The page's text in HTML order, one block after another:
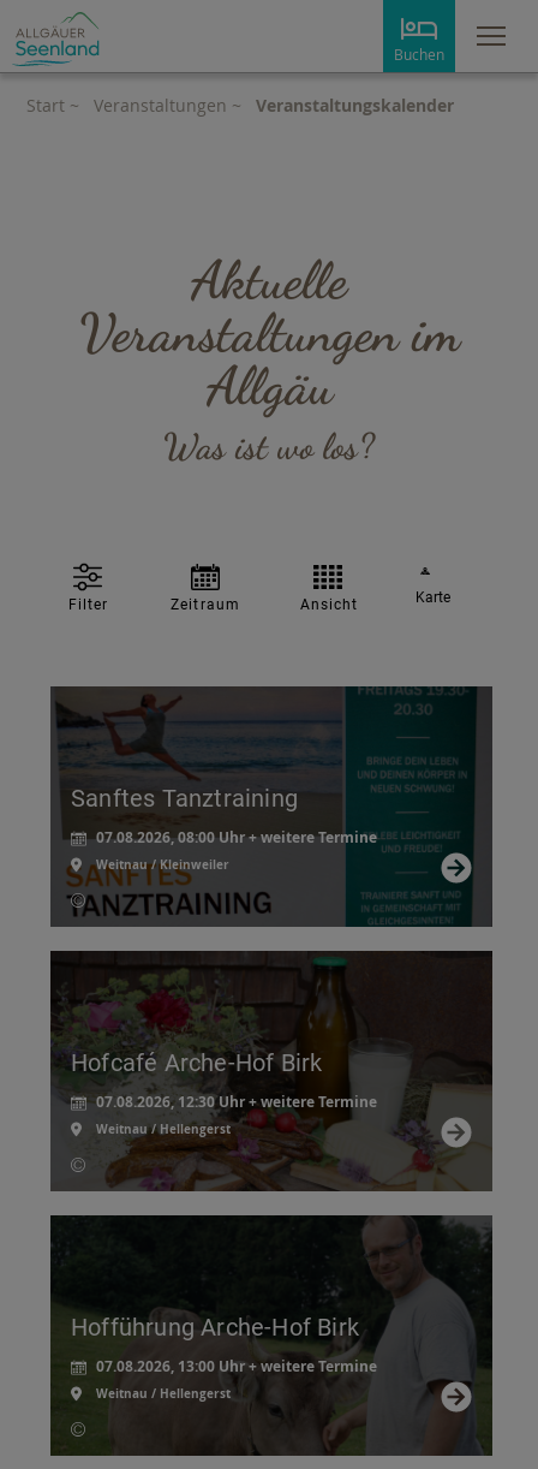
Buchen
Start ~ Veranstaltungen ~ Veranstaltungskalender
Aktuelle
Veranstaltungen im
Allgäu
Was ist wo los?
Filter Zeitraum Ansicht Karte
Sanftes Tanztraining
07.08.2026, 08:00 Uhr + weitere Termine
Weitnau / Kleinweiler
Hofcafé Arche-Hof Birk
07.08.2026, 12:30 Uhr + weitere Termine
Weitnau / Hellengerst
Hofführung Arche-Hof Birk
07.08.2026, 13:00 Uhr + weitere Termine
Weitnau / Hellengerst